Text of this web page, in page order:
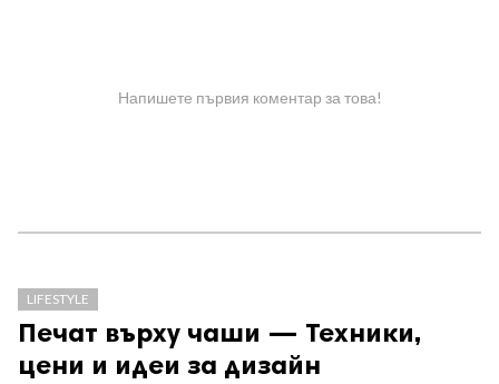
Напишете първия коментар за това!
LIFESTYLE
Печат върху чаши — Техники,
цени и идеи за дизайн